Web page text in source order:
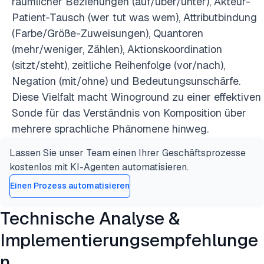
Patient-Tausch (wer tut was wem), Attributbindung
(Farbe/Größe-Zuweisungen), Quantoren
(mehr/weniger, Zählen), Aktionskoordination
(sitzt/steht), zeitliche Reihenfolge (vor/nach),
Negation (mit/ohne) und Bedeutungsunschärfe.
Diese Vielfalt macht Winoground zu einer effektiven
Sonde für das Verständnis von Komposition über
mehrere sprachliche Phänomene hinweg.
Lassen Sie unser Team einen Ihrer Geschäftsprozesse
kostenlos mit KI-Agenten automatisieren.
Einen Prozess automatisieren
Technische Analyse &
Implementierungsempfehlunge